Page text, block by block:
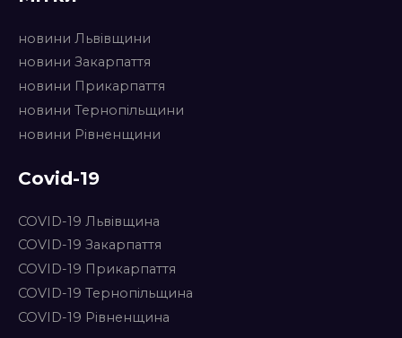
новини Львівщини
новини Закарпаття
новини Прикарпаття
новини Тернопільщини
новини Рівненщини
Covid-19
COVID-19 Львівщина
COVID-19 Закарпаття
COVID-19 Прикарпаття
COVID-19 Тернопільщина
COVID-19 Рівненщина